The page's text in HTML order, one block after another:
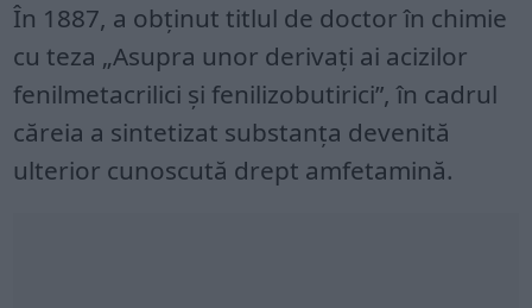
În 1887, a obţinut titlul de doctor în chimie
cu teza „Asupra unor derivaţi ai acizilor
fenilmetacrilici şi fenilizobutirici”, în cadrul
căreia a sintetizat substanţa devenită
ulterior cunoscută drept amfetamină.